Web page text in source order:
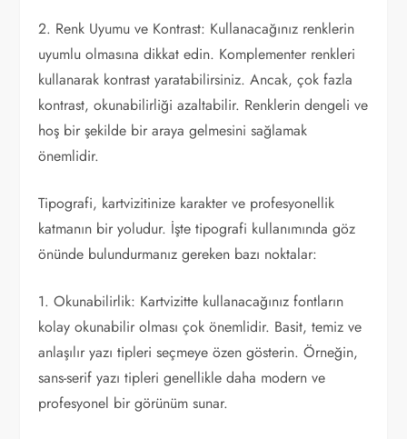
2. Renk Uyumu ve Kontrast: Kullanacağınız renklerin
uyumlu olmasına dikkat edin. Komplementer renkleri
kullanarak kontrast yaratabilirsiniz. Ancak, çok fazla
kontrast, okunabilirliği azaltabilir. Renklerin dengeli ve
hoş bir şekilde bir araya gelmesini sağlamak
önemlidir.
Tipografi, kartvizitinize karakter ve profesyonellik
katmanın bir yoludur. İşte tipografi kullanımında göz
önünde bulundurmanız gereken bazı noktalar:
1. Okunabilirlik: Kartvizitte kullanacağınız fontların
kolay okunabilir olması çok önemlidir. Basit, temiz ve
anlaşılır yazı tipleri seçmeye özen gösterin. Örneğin,
sans-serif yazı tipleri genellikle daha modern ve
profesyonel bir görünüm sunar.